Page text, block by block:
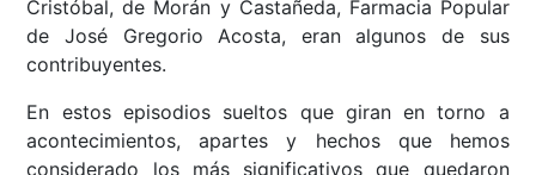
Cristóbal, de Morán y Castañeda, Farmacia Popular
de José Gregorio Acosta, eran algunos de sus
contribuyentes.
En estos episodios sueltos que giran en torno a
acontecimientos, apartes y hechos que hemos
considerado los más significativos que quedaron